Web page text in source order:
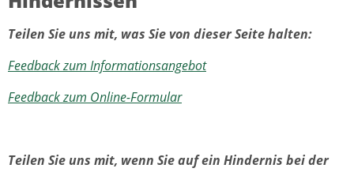
Teilen Sie uns mit, was Sie von dieser Seite halten:
Feedback zum Informationsangebot
Feedback zum Online-Formular
Teilen Sie uns mit, wenn Sie auf ein Hindernis bei der